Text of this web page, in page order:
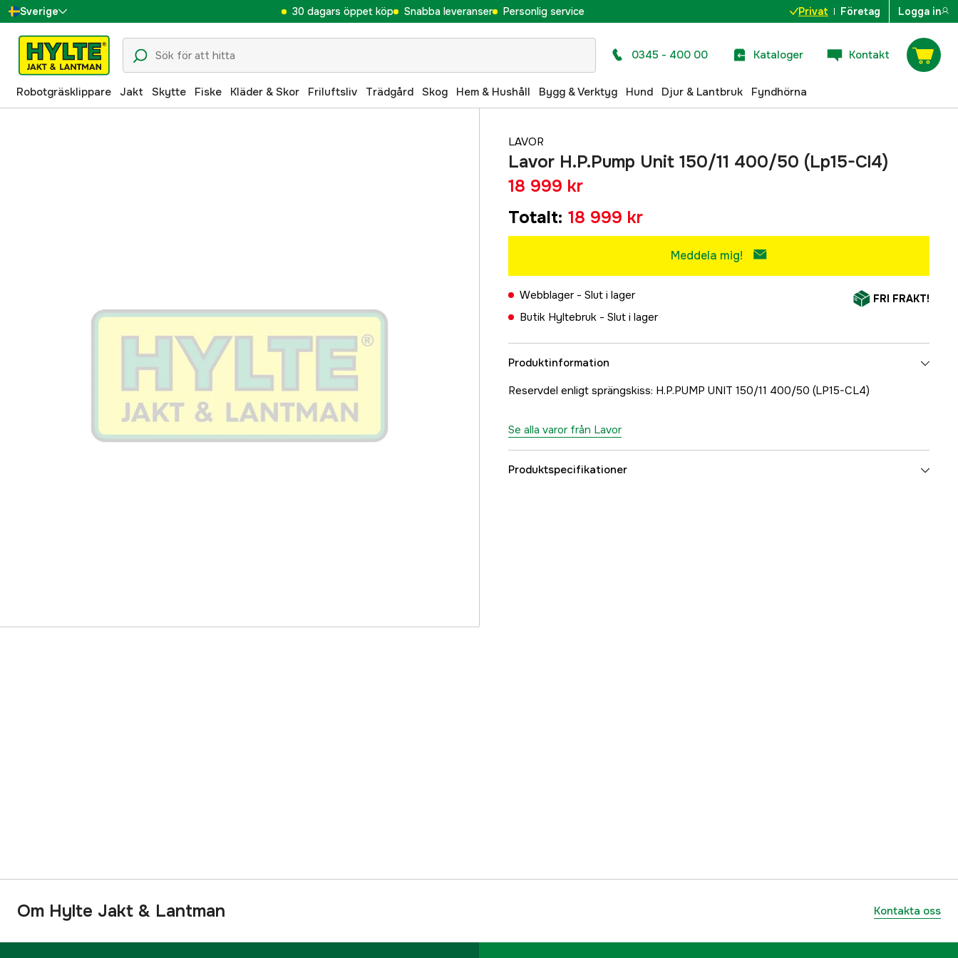
Sverige
Danmark
Suomi
Norge
30 dagars öppet köp Snabba leveranser Personlig service Privat Företag Logga in
0345 - 400 00 Kataloger Kontakt
Robotgräsklippare Jakt Skytte Fiske Kläder & Skor Friluftsliv Trädgård Skog Hem & Hushåll Bygg & Verktyg Hund Djur & Lantbruk Fyndhörna
LAVOR
Lavor H.P.Pump Unit 150/11 400/50 (Lp15-Cl4)
18 999 kr
Totalt: 18 999 kr
Meddela mig!
Webblager - Slut i lager
Butik Hyltebruk - Slut i lager
FRI FRAKT!
Produktinformation
Reservdel enligt sprängskiss: H.P.PUMP UNIT 150/11 400/50 (LP15-CL4)
Se alla varor från Lavor
Produktspecifikationer
Om Hylte Jakt & Lantman Kontakta oss